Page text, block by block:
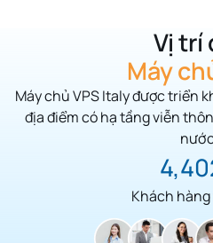
Vị trí
Máy
Máy chủ VPS Italy được triển
địa điểm có hạ tầng viễn
Khách